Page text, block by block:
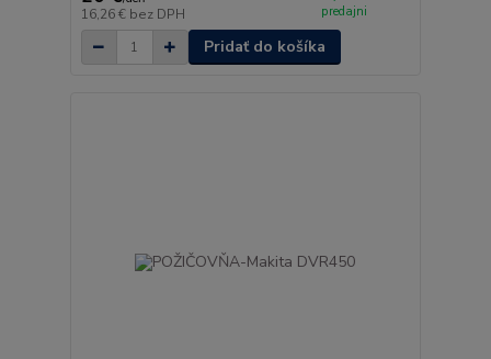
16,26 € bez DPH
predajni
Pridať do košíka